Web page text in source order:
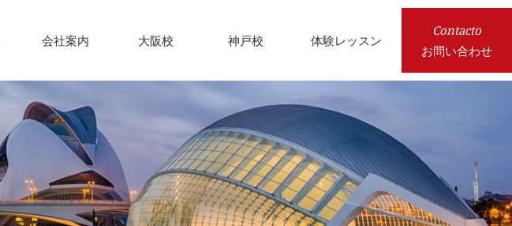
会社案内 大阪校 神戸校 体験レッスン
Contacto
お問い合わせ